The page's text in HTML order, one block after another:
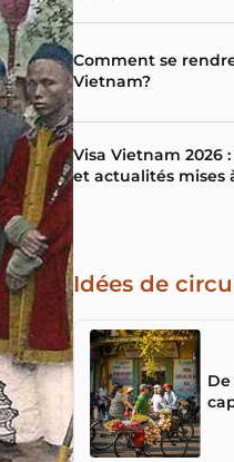
Comment se
Vietnam?
Visa Vietnam 2026
et actualités mises
Idées de